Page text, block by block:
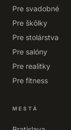
Pre svadobné
Pre škôlky
Pre stolárstva
Pre salóny
Pre realitky
Pre fitness
MESTÁ